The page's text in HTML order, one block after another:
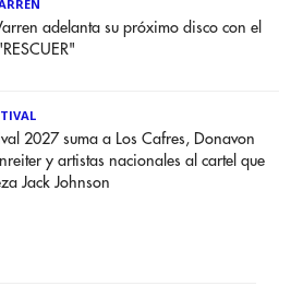
adelanta su próximo disco con el
2027 suma a Los Cafres, Donavon
y artistas nacionales al cartel que
Jack Johnson